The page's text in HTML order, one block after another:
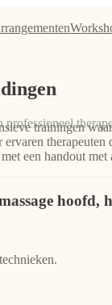
professioneel
trainingen
een handout met
hoofd,